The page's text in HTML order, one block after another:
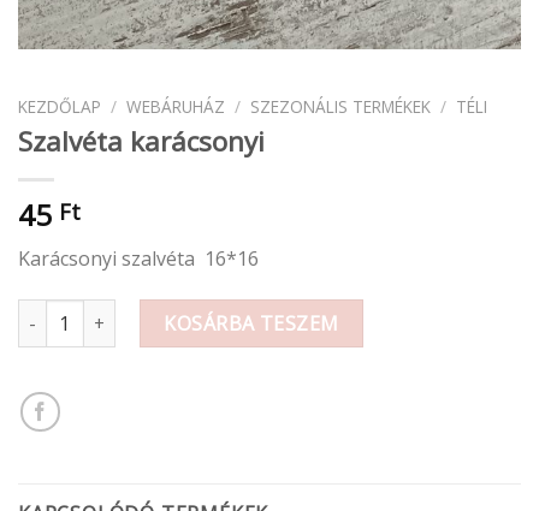
KEZDŐLAP / WEBÁRUHÁZ / SZEZONÁLIS TERMÉKEK / TÉLI
Szalvéta karácsonyi
45 Ft
Karácsonyi szalvéta 16*16
Szalvéta karácsonyi mennyiségKOSÁRBA TESZEM